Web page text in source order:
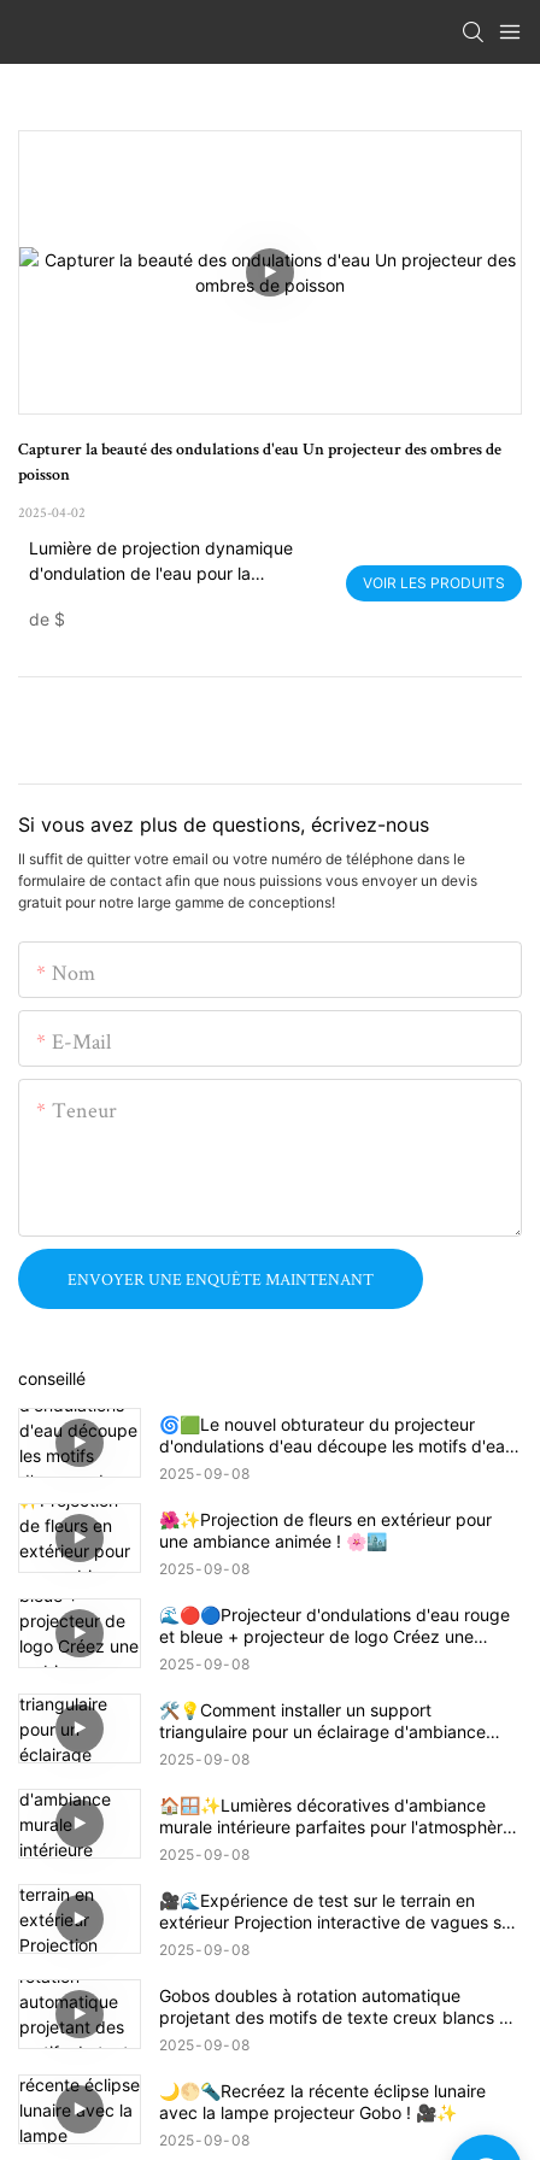
Capturer la beauté des ondulations d'eau Un projecteur des ombres de
poisson
2025-04-02
Lumière de projection dynamique
d'ondulation de l'eau pour la
Noparde
de $
VOIR LES PRODUITS
Si vous avez plus de questions, écrivez-nous
Il suffit de quitter votre email ou votre numéro de téléphone dans le
formulaire de contact afin que nous puissions vous envoyer un devis
gratuit pour notre large gamme de conceptions!
Nom
E-Mail
Teneur
ENVOYER UNE ENQUÊTE MAINTENANT
conseillé
🌀🟩Le nouvel obturateur du projecteur
d'ondulations d'eau découpe les motifs d'eau
ronds en rectangles, carrés ou demi-cercles !
2025 09 08
🌺✨Projection de fleurs en extérieur pour
une ambiance animée ! 🌸🏙️
2025 09 08
🌊🔴🔵Projecteur d'ondulations d'eau rouge
et bleue + projecteur de logo Créez une
ambiance sur le thème de Demon Slayer
2025 09 08
🛠️💡Comment installer un support
triangulaire pour un éclairage d'ambiance
intérieur – Guide facile 📝🏠
2025 09 08
🏠🪟✨Lumières décoratives d'ambiance
murale intérieure parfaites pour l'atmosphère
de la maison
2025 09 08
🎥🌊Expérience de test sur le terrain en
extérieur Projection interactive de vagues sur
la plage 🌊✨
2025 09 08
Gobos doubles à rotation automatique
projetant des motifs de texte creux blancs 🌟
🔄✨
2025 09 08
🌙🌕🔦Recréez la récente éclipse lunaire
avec la lampe projecteur Gobo ! 🎥✨
2025 09 08